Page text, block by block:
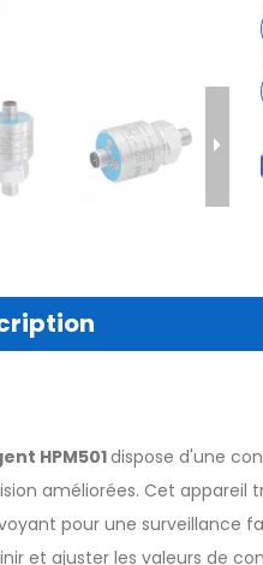
HPM501dispose d'une
améliorées. Cet
pour une surveillance
et ajuster les valeurs de